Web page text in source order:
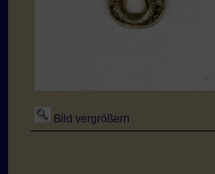
Bild vergrößern